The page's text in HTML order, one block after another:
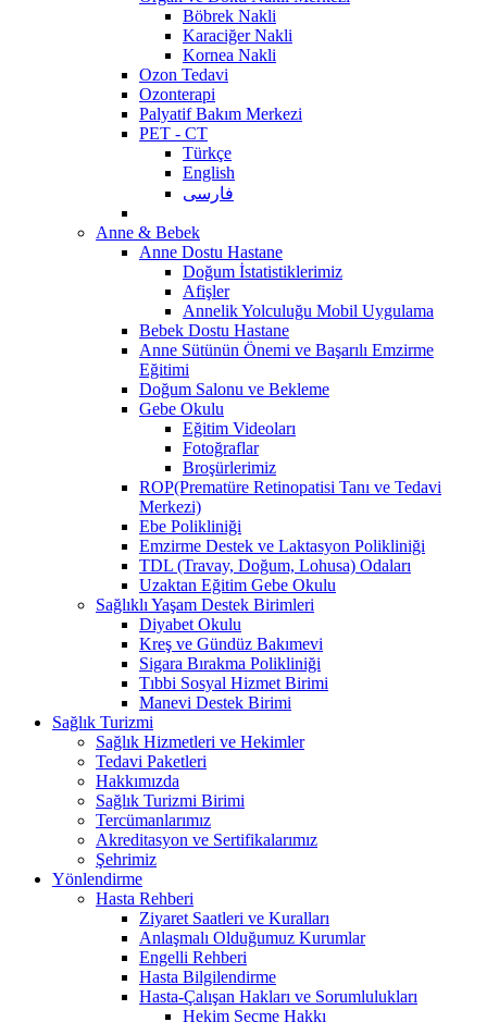
Böbrek Nakli
Karaciğer Nakli
Kornea Nakli
Ozon Tedavi
Ozonterapi
Palyatif Bakım Merkezi
PET - CT
Türkçe
English
فارسی
Anne & Bebek
Anne Dostu Hastane
Doğum İstatistiklerimiz
Afişler
Annelik Yolculuğu Mobil Uygulama
Bebek Dostu Hastane
Anne Sütünün Önemi ve Başarılı Emzirme
Eğitimi
Doğum Salonu ve Bekleme
Gebe Okulu
Eğitim Videoları
Fotoğraflar
Broşürlerimiz
ROP(Prematüre Retinopatisi Tanı ve Tedavi
Merkezi)
Ebe Polikliniği
Emzirme Destek ve Laktasyon Polikliniği
TDL (Travay, Doğum, Lohusa) Odaları
Uzaktan Eğitim Gebe Okulu
Sağlıklı Yaşam Destek Birimleri
Diyabet Okulu
Kreş ve Gündüz Bakımevi
Sigara Bırakma Polikliniği
Tıbbi Sosyal Hizmet Birimi
Manevi Destek Birimi
Sağlık Turizmi
Sağlık Hizmetleri ve Hekimler
Tedavi Paketleri
Hakkımızda
Sağlık Turizmi Birimi
Tercümanlarımız
Akreditasyon ve Sertifikalarımız
Şehrimiz
Yönlendirme
Hasta Rehberi
Ziyaret Saatleri ve Kuralları
Anlaşmalı Olduğumuz Kurumlar
Engelli Rehberi
Hasta Bilgilendirme
Hasta-Çalışan Hakları ve Sorumlulukları
Hekim Seçme Hakkı